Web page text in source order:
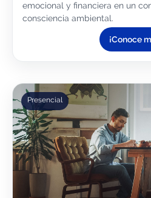
emocional y financiera en un
consciencia ambiental.
¡Conoce
Presencial